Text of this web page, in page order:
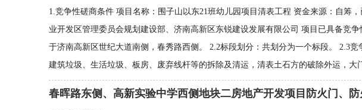
1.竞争性磋商条件 项目名称：围子山以东21班幼儿园项目清表工程 资金来源：自筹
业开发区管理委员会规划建设部、济南高新区东锐建设发展有限公司 项目已具备竞
于济南高新区世纪大道南侧，春秀路西侧。 2.2标段划分：共划分为一个标段。 2.3
建筑垃圾、生活垃圾、板房、废弃线杆等的拆除及清运，清表土石方的破除外运，大
春晖路东侧、高新实验中学西侧地块二房地产开发项目防火门、